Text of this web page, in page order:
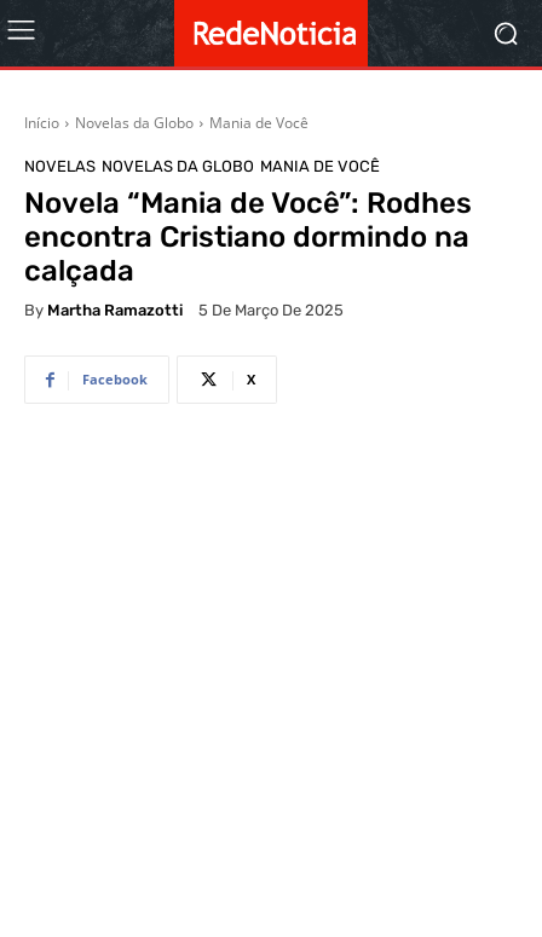
Início Novelas da Globo Mania de Você
NOVELAS NOVELAS DA GLOBO MANIA DE VOCÊ
Novela “Mania de Você”: Rodhes
encontra Cristiano dormindo na
calçada
By Martha Ramazotti 5 De Março De 2025
Facebook X